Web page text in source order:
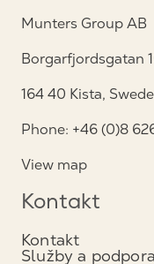
Munters Group AB
Borgarfjordsgatan
164 40 Kista,
Phone: +46 (0)8
View map
Kontakt
Kontakt
Služby a podpora